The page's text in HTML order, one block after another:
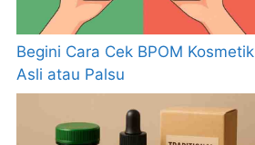
Begini Cara Cek BPOM Kosmetik
Asli atau Palsu